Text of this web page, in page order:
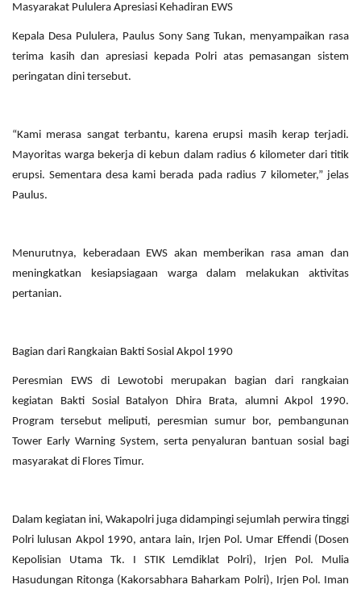
Masyarakat Pululera Apresiasi Kehadiran EWS
Kepala Desa Pululera, Paulus Sony Sang Tukan, menyampaikan rasa
terima kasih dan apresiasi kepada Polri atas pemasangan sistem
peringatan dini tersebut.
“Kami merasa sangat terbantu, karena erupsi masih kerap terjadi.
Mayoritas warga bekerja di kebun dalam radius 6 kilometer dari titik
erupsi. Sementara desa kami berada pada radius 7 kilometer,” jelas
Paulus.
Menurutnya, keberadaan EWS akan memberikan rasa aman dan
meningkatkan kesiapsiagaan warga dalam melakukan aktivitas
pertanian.
Bagian dari Rangkaian Bakti Sosial Akpol 1990
Peresmian EWS di Lewotobi merupakan bagian dari rangkaian
kegiatan Bakti Sosial Batalyon Dhira Brata, alumni Akpol 1990.
Program tersebut meliputi, peresmian sumur bor, pembangunan
Tower Early Warning System, serta penyaluran bantuan sosial bagi
masyarakat di Flores Timur.
Dalam kegiatan ini, Wakapolri juga didampingi sejumlah perwira tinggi
Polri lulusan Akpol 1990, antara lain, Irjen Pol. Umar Effendi (Dosen
Kepolisian Utama Tk. I STIK Lemdiklat Polri), Irjen Pol. Mulia
Hasudungan Ritonga (Kakorsabhara Baharkam Polri), Irjen Pol. Iman